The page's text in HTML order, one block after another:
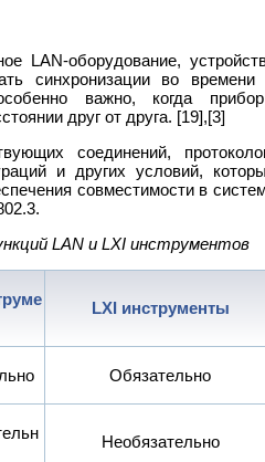
LAN-оборудование,
синхронизации во времени
важно, когда
друг от друга. [19],[3]
соединений,
и других условий,
совместимости в
LAN и LXI инструментов
LXI инструменты
Обязательно
Необязательно